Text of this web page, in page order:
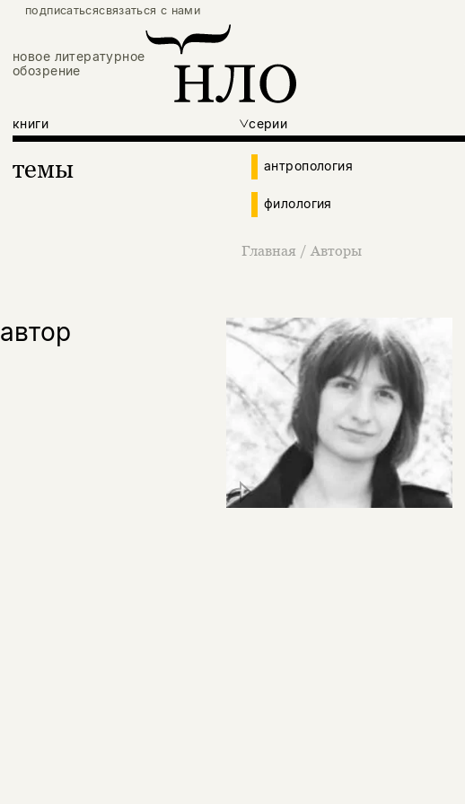
подписатьсясвязаться с нами
новое литературное
обозрение
книги серии
темы антропология
филология
Главная / Авторы
автор